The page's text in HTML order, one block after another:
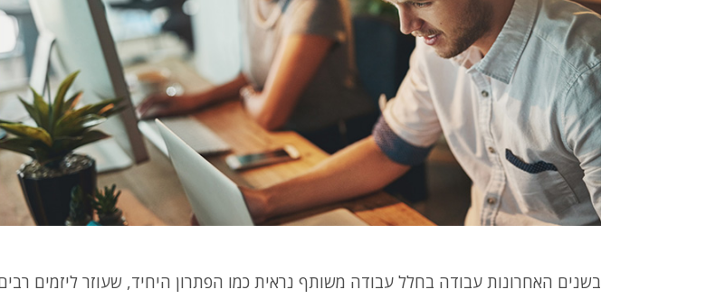
בשנים האחרונות עבודה בחלל עבודה משותף נראית כמו הפתרון היחיד, שעוזר ליזמים